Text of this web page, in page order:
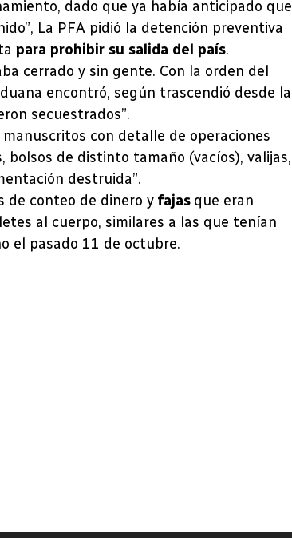
dado que ya había anticipado que
La PFA pidió la detención preventiva
para prohibir su salida del país.
cerrado y sin gente. Con la orden del
encontró, según trascendió desde la
secuestrados”.
con detalle de operaciones
de distinto tamaño (vacíos), valijas,
destruida”.
de conteo de dinero y fajas que eran
al cuerpo, similares a las que tenían
el pasado 11 de octubre.